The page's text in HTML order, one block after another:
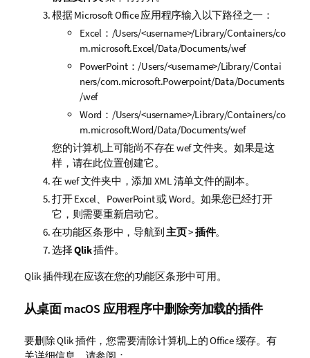
根据Microsoft Office应用程序输入以下路径之一：
Excel： /Users/<username>/Library/Containers/co
m.microsoft.Excel/Data/Documents/wef
PowerPoint： /Users/<username>/Library/Contai
ners/com.microsoft.Powerpoint/Data/Documents
/wef
Word ： /Users/<username>/Library/Containers/co
m.microsoft.Word/Data/Documents/wef
您的计算机上可能尚不存在 wef文件夹。如果是这
样，请在此位置创建它。
在 wef文件夹中，添加 XML清单文件的副本。
打开Excel、 PowerPoint或Word。如果您已经打开
它，则需要重新启动它。
在功能区条形中，导航到 主页>插件。
选择Qlik插件。
Qlik插件现在应该在您的功能区条形中可用。
从桌面macOS应用程序中删除旁加载的插件
要删除Qlik插件，您需要清除计算机上的Office缓存。有